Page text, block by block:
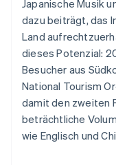
Japanische Musik
dazu beiträgt, das
Land
dieses Potenzial:
Besucher aus
National Tourism
damit den zweiten
beträchtliche
wie Englisch und